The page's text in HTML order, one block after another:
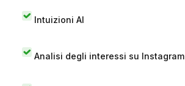
Intuizioni AI
Analisi degli interessi su Instagram